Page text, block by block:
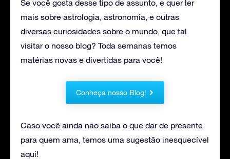
Se você gosta desse tipo de assunto, e quer ler
mais sobre astrologia, astronomia, e outras
diversas curiosidades sobre o mundo, que tal
visitar o nosso blog? Toda semanas temos
matérias novas e divertidas para você!
Conheça nosso Blog!
Caso você ainda não saiba o que dar de presente
para quem ama, temos uma sugestão inesquecível
aqui!